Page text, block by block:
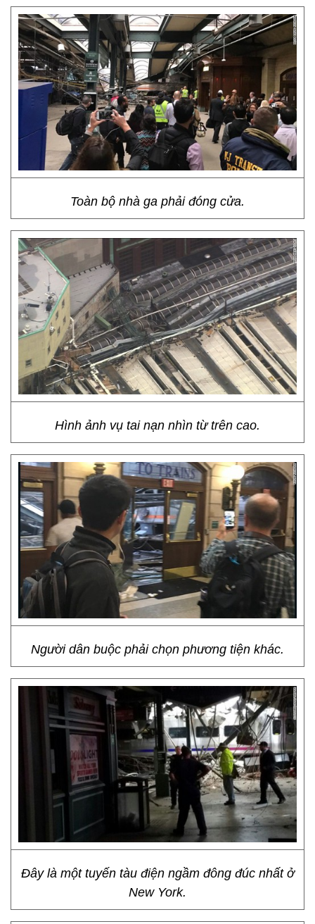
Toàn bộ nhà ga phải đóng cửa.
Hình ảnh vụ tai nạn nhìn từ trên cao.
Người dân buộc phải chọn phương tiện khác.
Đây là một tuyến tàu điện ngầm đông đúc nhất ở
New York.